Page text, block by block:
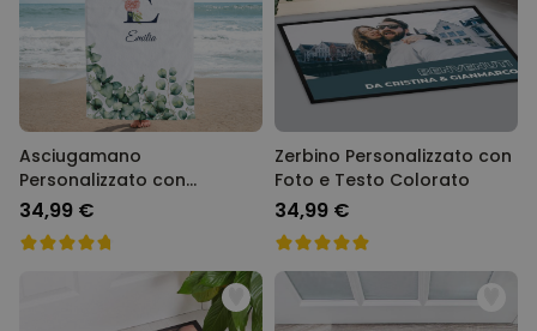
Comprato
più di 3.200
volte
29,99 €
Asciugamano
Personalizzato con
Monogramma e Testo
34,99 €
Zerbino Personalizzato con
Foto e Testo Colorato
34,99 €